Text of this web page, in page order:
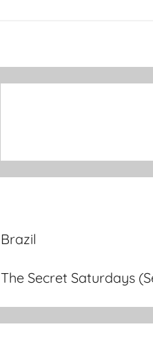
Brazil
The Secret Saturdays